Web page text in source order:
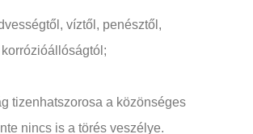
víztől, penésztől,
tizenhatszorosa a közönséges
nincs is a törés veszélye.